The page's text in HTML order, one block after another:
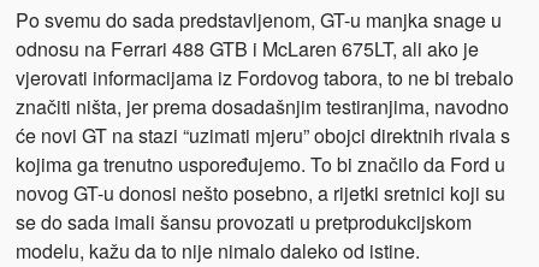
Po svemu do sada predstavljenom, GT-u manjka snage u
odnosu na Ferrari 488 GTB i McLaren 675LT, ali ako je
vjerovati informacijama iz Fordovog tabora, to ne bi trebalo
značiti ništa, jer prema dosadašnjim testiranjima, navodno
će novi GT na stazi “uzimati mjeru” obojci direktnih rivala s
kojima ga trenutno uspoređujemo. To bi značilo da Ford u
novog GT-u donosi nešto posebno, a rijetki sretnici koji su
se do sada imali šansu provozati u pretprodukcijskom
modelu, kažu da to nije nimalo daleko od istine.